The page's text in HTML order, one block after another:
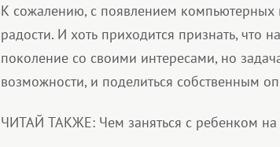
К сожалению, с появлением компьютерных
радости. И хоть приходится признать, что
поколение со своими интересами, но
возможности, и поделиться собственным
ЧИТАЙ ТАКЖЕ: Чем заняться с ребенком на